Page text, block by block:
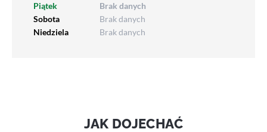
Piątek
Brak danych
Sobota
Brak danych
Niedziela
Brak danych
JAK DOJECHAĆ